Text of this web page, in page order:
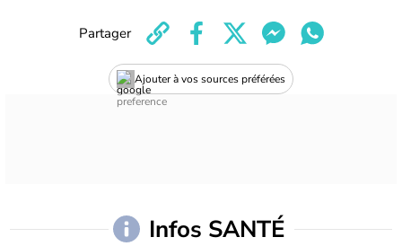
Ajouter à vos sources préférées
Partager
Infos SANTÉ